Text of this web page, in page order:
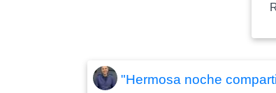
"Hermosa noche